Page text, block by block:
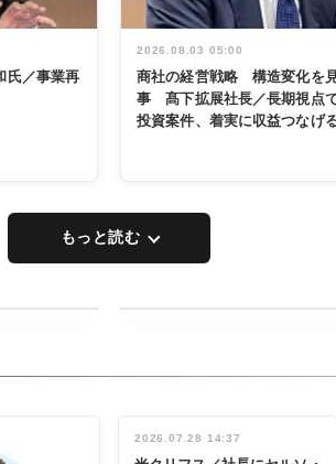
氏／事業再
2026.08.03 05:00
商社の経営戦略 構造変化を
事 髙下拡展社長／長期視点
投資案件、着実に収益つなげ
もっと読む
念祝う 業界
関係者ら220
2026.07.28 14:37